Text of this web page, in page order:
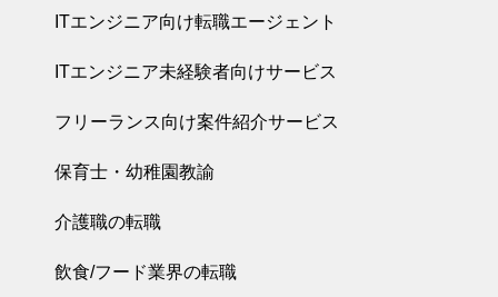
ITエンジニア向け転職エージェント
ITエンジニア未経験者向けサービス
フリーランス向け案件紹介サービス
保育士・幼稚園教諭
介護職の転職
飲食/フード業界の転職